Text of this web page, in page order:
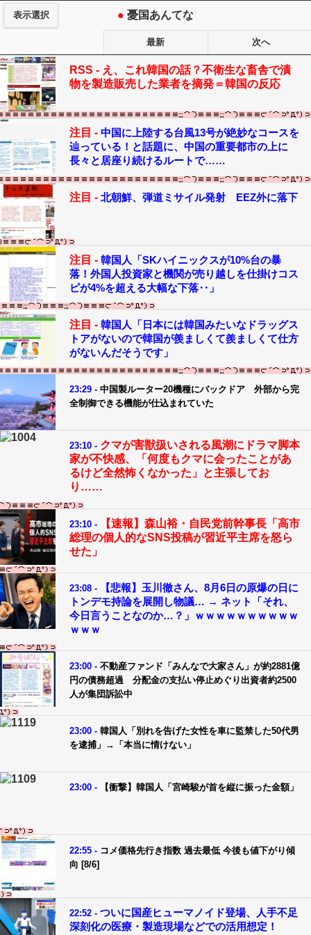
表示選択 ● 憂国あんてな
最新 次へ
RSS - え、これ韓国の話？不衛生な畜舎で漬
物を製造販売した業者を摘発＝韓国の反応
注目 - 中国に上陸する台風13号が絶妙なコースを
辿っている！と話題に、中国の重要都市の上に
長々と居座り続けるルートで……
注目 - 北朝鮮、弾道ミサイル発射 EEZ外に落下
注目 - 韓国人「SKハイニックスが10%台の暴
落！外国人投資家と機関が売り越しを仕掛けコス
ピが4%を超える大幅な下落‥」
注目 - 韓国人「日本には韓国みたいなドラッグス
トアがないので韓国が羨ましくて羨ましくて仕方
がないんだそうです」
23:29 - 中国製ルーター20機種にバックドア 外部から完
全制御できる機能が仕込まれていた
23:10 - クマが害獣扱いされる風潮にドラマ脚本
家が不快感、「何度もクマに会ったことがあ
るけど全然怖くなかった」と主張してお
り……
23:10 -
【速報】森山裕・自民党前幹事長「高市
総理の個人的なSNS投稿が習近平主席を怒ら
せた」
23:08 -
【悲報】玉川徹さん、8月6日の原爆の日に
トンデモ持論を展開し物議… → ネット「それ、
今日言うことなのか…？」ｗｗｗｗｗｗｗｗｗｗ
ｗｗｗ
23:00 - 不動産ファンド「みんなで大家さん」が約2881億
円の債務超過 分配金の支払い停止めぐり出資者約2500
人が集団訴訟中
23:00 - 韓国人「別れを告げた女性を車に監禁した50代男
を逮捕」→「本当に情けない」
23:00 - 【衝撃】韓国人「宮崎駿が首を縦に振った金額」
22:55 - コメ価格先行き指数 過去最低 今後も値下がり傾
向 [8/6]
22:52 - ついに国産ヒューマノイド登場、人手不足
深刻化の医療・製造現場などでの活用想定！